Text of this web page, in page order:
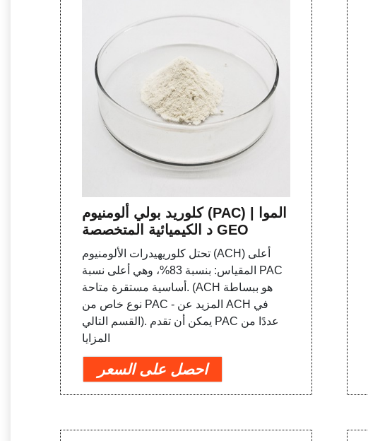
كلوريد بولي ألومنيوم (PAC) | الموا
د الكيميائية المتخصصة GEO
تحتل كلوريهيدرات الألومنيوم (ACH) أعلى
المقياس: بنسبة 83%، وهي أعلى نسبة PAC
أساسية مستقرة متاحة. (ACH هو ببساطة
نوع خاص من PAC - المزيد عن ACH في
القسم التالي). يمكن أن تقدم PAC عددًا من
المزايا
احصل على السعر